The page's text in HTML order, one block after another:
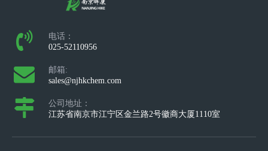
电话：
025-52110956
邮箱:
sales@njhkchem.com
公司地址：
江苏省南京市江宁区金兰路2号徽商大厦1110室